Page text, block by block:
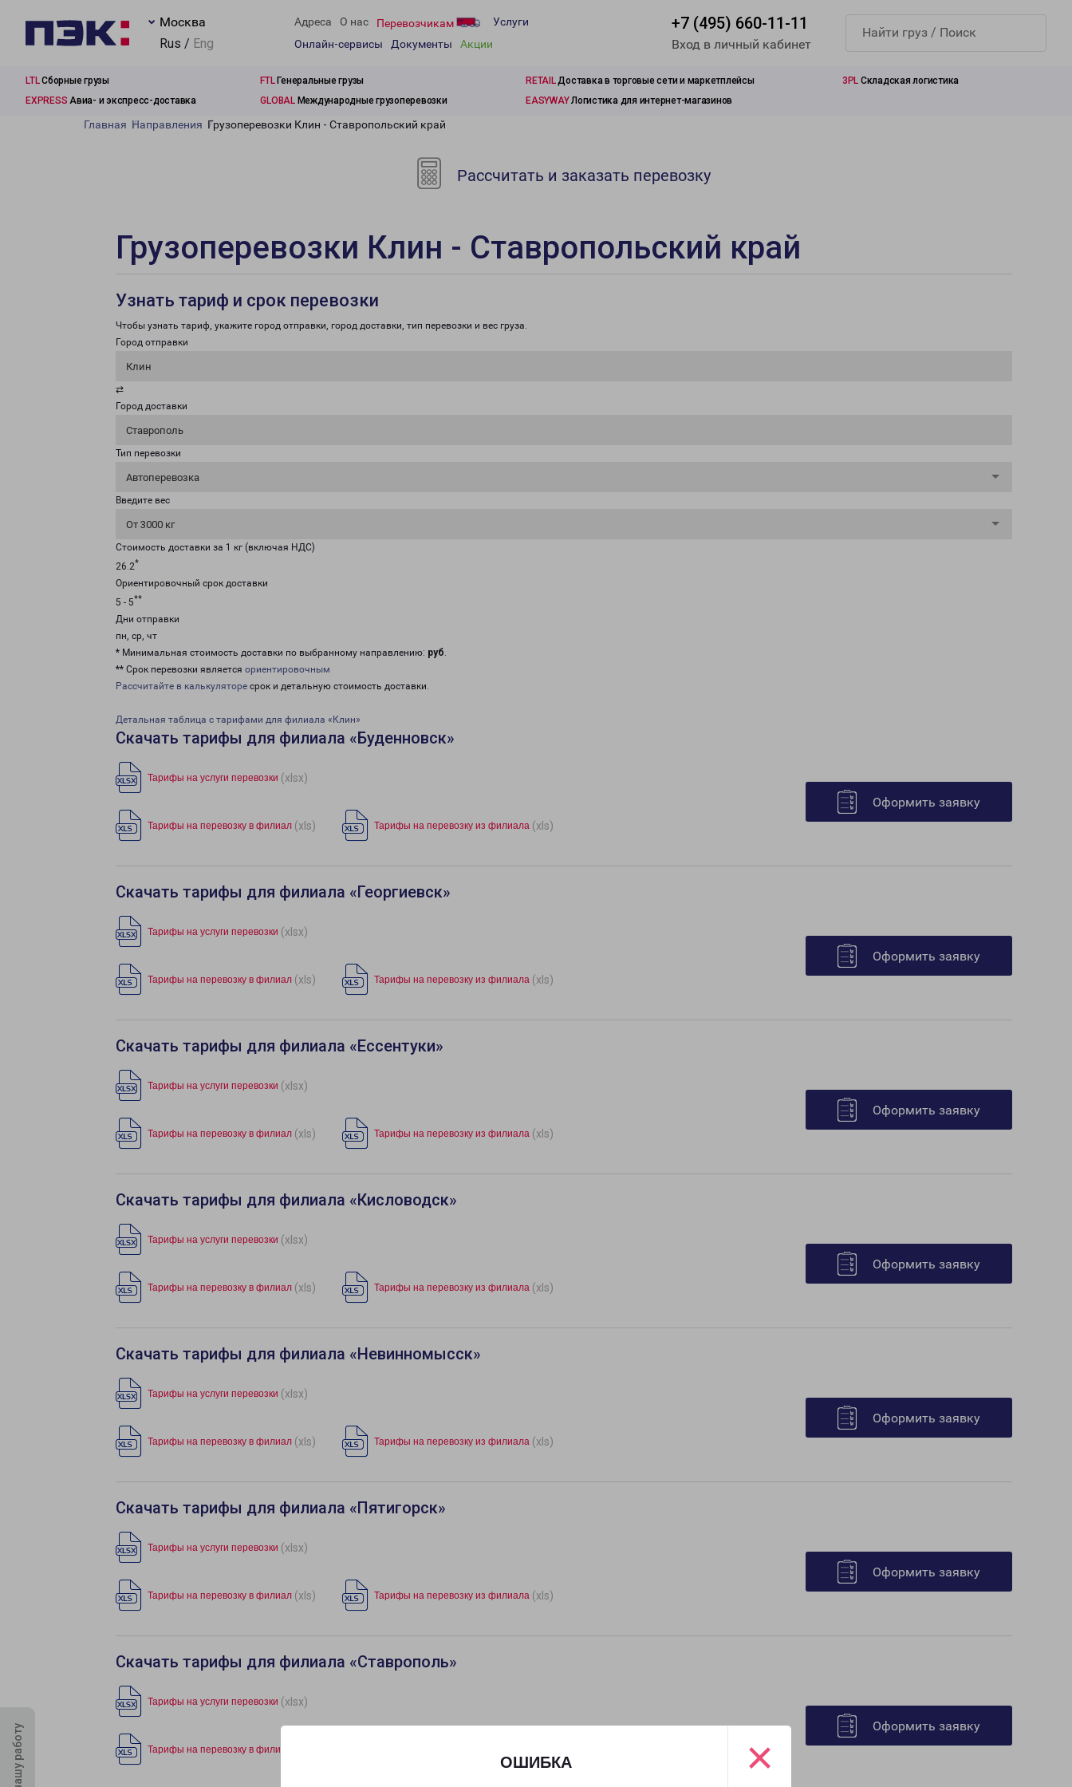
ОШИБКА ×
Москва
Rus / Eng
Адреса О нас Перевозчикам
Услуги
Онлайн-сервисы
Документы Акции
+7 (495) 660-11-11
Вход в личный кабинет
LTLСборные грузы FTLГенеральные грузы RETAILДоставка в торговые сети и маркетплейсы 3PL Складская логистика
EXPRESS Авиа- и экспресс-доставка GLOBALМеждународные грузоперевозки EASYWAYЛогистика для интернет-магазинов
Главная Направления Грузоперевозки Клин - Ставропольский край
Рассчитать и заказать перевозку
Грузоперевозки Клин - Ставропольский край
Узнать тариф и срок перевозки
Чтобы узнать тариф, укажите город отправки, город доставки, тип перевозки и вес груза.
Город отправки
Клин
⇄
Город доставки
Ставрополь
Тип перевозки
Автоперевозка
Введите вес
От 3000 кг
Стоимость доставки за 1 кг (включая НДС)
26.2*
Ориентировочный срок доставки
5 - 5**
Дни отправки
пн, ср, чт
* Минимальная стоимость доставки по выбранному направлению: руб.
** Срок перевозки является ориентировочным
Рассчитайте в калькуляторе срок и детальную стоимость доставки.
Детальная таблица с тарифами для филиала «Клин»
Скачать тарифы для филиала «Буденновск»
Тарифы на услуги перевозки (xlsx)
Тарифы на перевозку в филиал (xls) Тарифы на перевозку из филиала (xls)
Оформить заявку
Скачать тарифы для филиала «Георгиевск»
Тарифы на услуги перевозки (xlsx)
Тарифы на перевозку в филиал (xls) Тарифы на перевозку из филиала (xls)
Оформить заявку
Скачать тарифы для филиала «Ессентуки»
Тарифы на услуги перевозки (xlsx)
Тарифы на перевозку в филиал (xls) Тарифы на перевозку из филиала (xls)
Оформить заявку
Скачать тарифы для филиала «Кисловодск»
Тарифы на услуги перевозки (xlsx)
Тарифы на перевозку в филиал (xls) Тарифы на перевозку из филиала (xls)
Оформить заявку
Скачать тарифы для филиала «Невинномысск»
Тарифы на услуги перевозки (xlsx)
Тарифы на перевозку в филиал (xls) Тарифы на перевозку из филиала (xls)
Оформить заявку
Скачать тарифы для филиала «Пятигорск»
Тарифы на услуги перевозки (xlsx)
Тарифы на перевозку в филиал (xls) Тарифы на перевозку из филиала (xls)
Оформить заявку
Скачать тарифы для филиала «Ставрополь»
Тарифы на услуги перевозки (xlsx)
Тарифы на перевозку в филиал
Оформить заявку